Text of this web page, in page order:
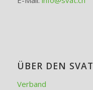
ÜBER DEN SVAT
Verband